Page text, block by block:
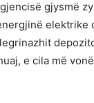
gjysmë
elektrike
e cila më